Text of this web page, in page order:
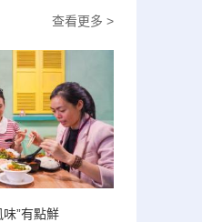
查看更多 >
”有點鮮